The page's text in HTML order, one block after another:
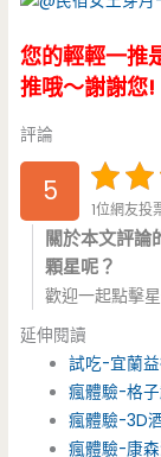
您的輕輕一推
推哦～謝謝您!
評論
5
1位網友投
關於本文評論
顆星呢？
歡迎一起點擊
延伸閱讀
試吃-宜蘭
瘋體驗-格
瘋體驗-3D
瘋體驗-康